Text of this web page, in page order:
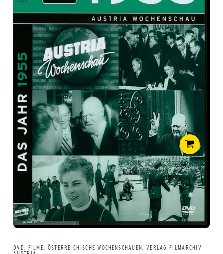
DVD, FILME, ÖSTERREICHISCHE WOCHENSCHAUEN, VERLAG FILMARCHIV